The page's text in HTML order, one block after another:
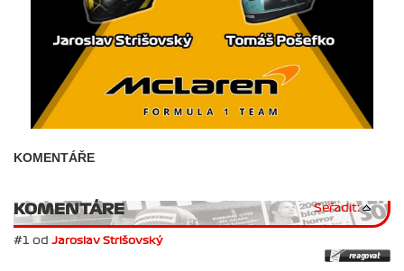
KOMENTÁŘE
KOMENTÁRE Seřadit:
#1 od Jaroslav Strišovský